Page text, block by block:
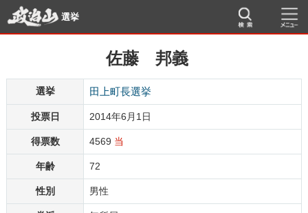
選挙
佐藤 邦義
選挙 田上町長選挙
投票日 2014年6月1日
得票数 4569 当
年齢 72
性別 男性